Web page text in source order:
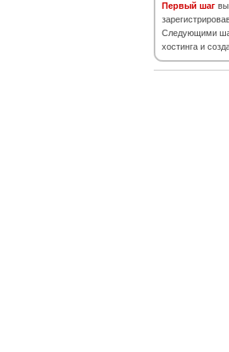
Первый шаг вы
Следующими
хостинга и